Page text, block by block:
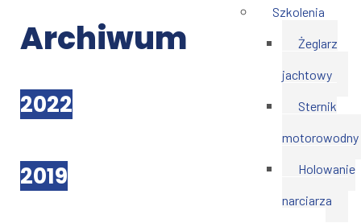
Szkolenia
Żeglarz
jachtowy
Sternik
motorowodny
Holowanie
narciarza
Archiwum
2022
2019